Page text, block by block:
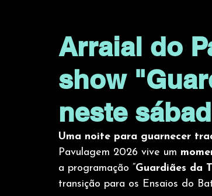
Arraial do
show
neste
Uma noite para guarnecer
Pavulagem 2026 vive um
a programação “Guardiães da
transição para os Ensaios do